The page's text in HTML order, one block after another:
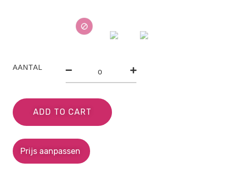
AANTAL
ADD TO CART
Prijs aanpassen